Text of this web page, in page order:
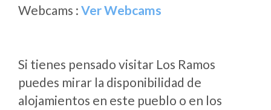
Webcams : Ver Webcams
Si tienes pensado visitar Los Ramos
puedes mirar la disponibilidad de
alojamientos en este pueblo o en los